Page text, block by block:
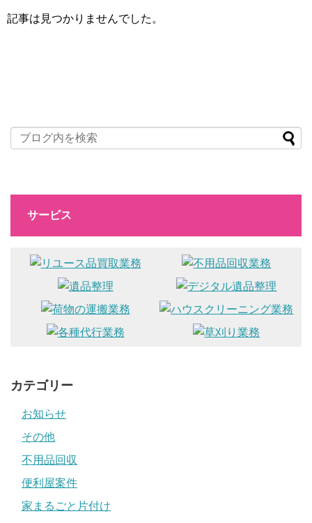
記事は見つかりませんでした。
サービス
カテゴリー
お知らせ
その他
不用品回収
便利屋案件
家まるごと片付け